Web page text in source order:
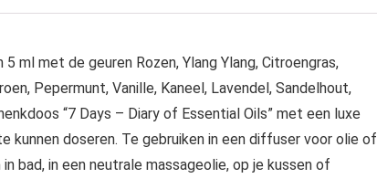
ml met de geuren Rozen, Ylang Ylang, Citroengras,
Pepermunt, Vanille, Kaneel, Lavendel, Sandelhout,
“7 Days – Diary of Essential Oils” met een luxe
doseren. Te gebruiken in een diffuser voor olie of
bad, in een neutrale massageolie, op je kussen of